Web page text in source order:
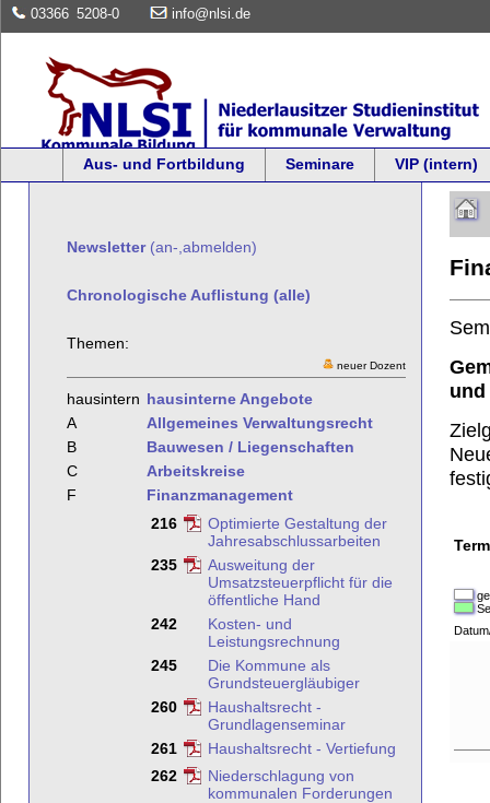
03366 5208-0 info@nlsi.de
Aus- und Fortbildung Seminare VIP (intern)
Newsletter(an-,abmelden)
Chronologische Auflistung (alle)
Themen:
neuer Dozent
hausintern hausinterne Angebote
A
Allgemeines Verwaltungsrecht
B
Bauwesen / Liegenschaften
C
Arbeitskreise
F
Finanzmanagement
216
Optimierte Gestaltung der
Jahresabschlussarbeiten
235
Ausweitung der
Umsatzsteuerpflicht für die
öffentliche Hand
242
Kosten- und
Leistungsrechnung
245
Die Kommune als
Grundsteuergläubiger
260
Haushaltsrecht -
Grundlagenseminar
261
Haushaltsrecht - Vertiefung
262
Niederschlagung von
kommunalen Forderungen